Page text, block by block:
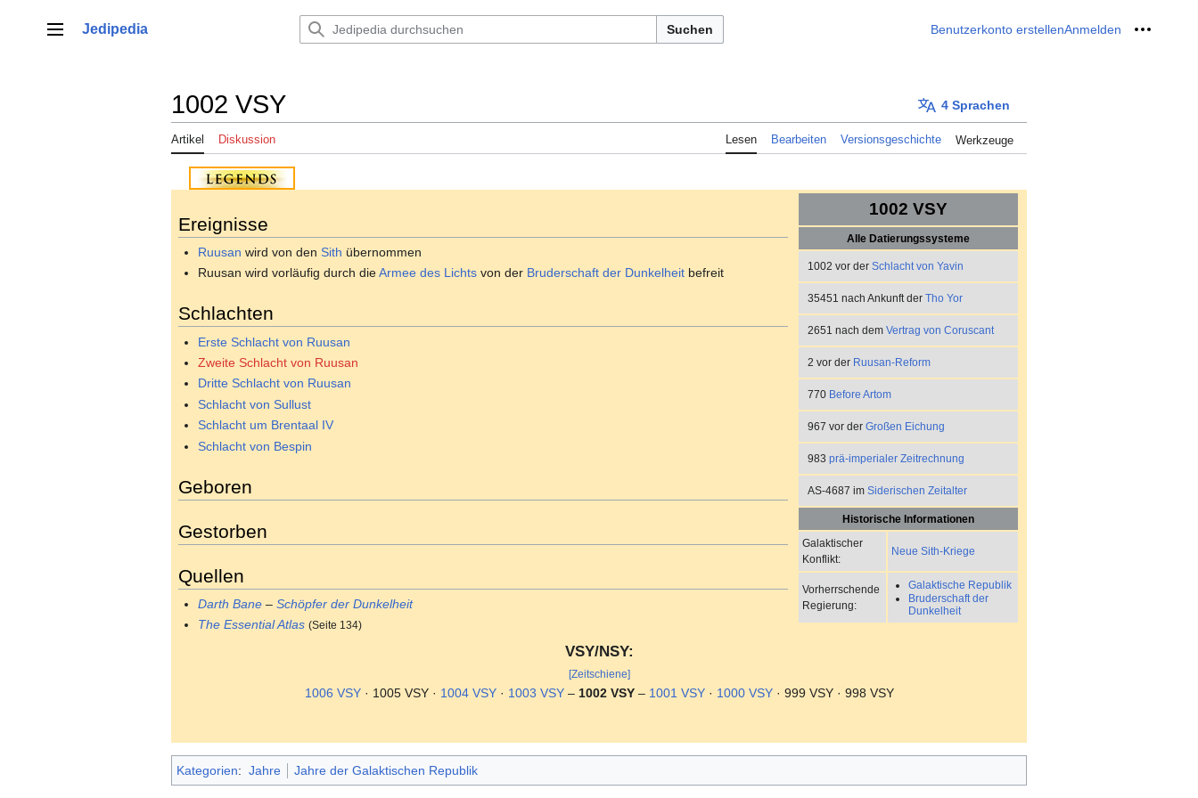
springenHauptmenü
Jedipedia Suchen Benutzerkonto erstellenAnmelden Meine
1002 VSY 4 Sprachen
Artikel Diskussion Lesen Bearbeiten Versionsgeschichte Werkzeuge
1002 VSY
Alle Datierungssysteme
1002 vor der Schlacht von Yavin
35451 nach Ankunft der Tho Yor
2651 nach dem Vertrag von Coruscant
2 vor der Ruusan-Reform
770 Before Artom
967 vor der Großen Eichung
983 prä-imperialer Zeitrechnung
AS-4687 im Siderischen Zeitalter
Historische Informationen
Galaktischer
Konflikt:
Neue Sith-Kriege
Vorherrschende
Regierung:
Galaktische Republik
Bruderschaft der
Dunkelheit
Ereignisse
Ruusan wird von denSith übernommen
Ruusan wird vorläufig durch dieArmee des Lichts von der Bruderschaft der Dunkelheit befreit
Schlachten
Erste Schlacht von Ruusan
Zweite Schlacht von Ruusan
Dritte Schlacht von Ruusan
Schlacht von Sullust
Schlacht um Brentaal IV
Schlacht von Bespin
Geboren
Gestorben
Quellen
Darth Bane –Schöpfer der Dunkelheit
The Essential Atlas (Seite 134)
VSY/NSY:
[Zeitschiene]
1006 VSY· 1005 VSY · 1004 VSY· 1003 VSY– 1002 VSY– 1001 VSY· 1000 VSY· 999 VSY · 998 VSY
Kategorien: Jahre Jahre der Galaktischen Republik